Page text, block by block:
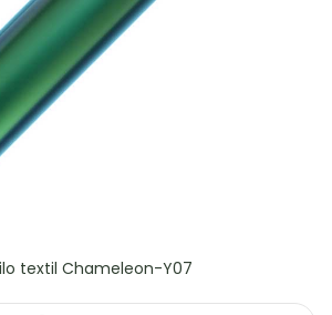
textil Chameleon-Y07